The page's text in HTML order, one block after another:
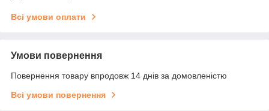
Всі умови оплати
Умови повернення
Повернення товару впродовж 14 днів за домовленістю
Всі умови повернення